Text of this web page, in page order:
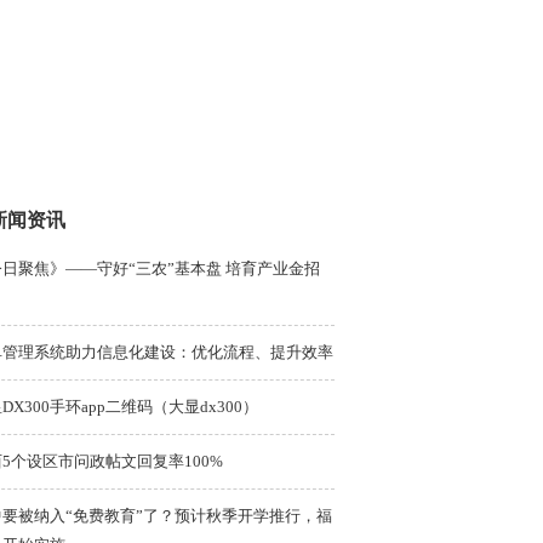
闻资讯
日聚焦》——守好“三农”基本盘 培育产业金招
理系统助力信息化建设：优化流程、提升效率
手环app二维码（大显dx300）
个设区市问政帖文回复率100%
被纳入“免费教育”了？预计秋季开学推行，福